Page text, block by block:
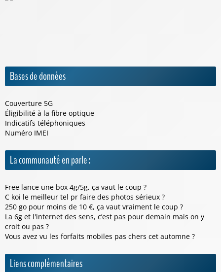
Bases de données
Couverture 5G
Éligibilité à la fibre optique
Indicatifs téléphoniques
Numéro IMEI
La communauté en parle :
Free lance une box 4g/5g, ça vaut le coup ?
C koi le meilleur tel pr faire des photos sérieux ?
250 go pour moins de 10 €, ça vaut vraiment le coup ?
La 6g et l'internet des sens, c’est pas pour demain mais on y
croit ou pas ?
Vous avez vu les forfaits mobiles pas chers cet automne ?
Liens complémentaires